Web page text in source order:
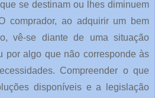
se destinam ou lhes diminuem
comprador, ao adquirir um bem
vê-se diante de uma situação
por algo que não corresponde às
Compreender o que
disponíveis e a legislação